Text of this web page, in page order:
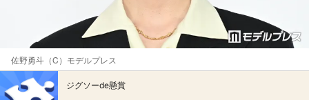
佐野勇斗（C）モデルプレス
ジグソーde懸賞